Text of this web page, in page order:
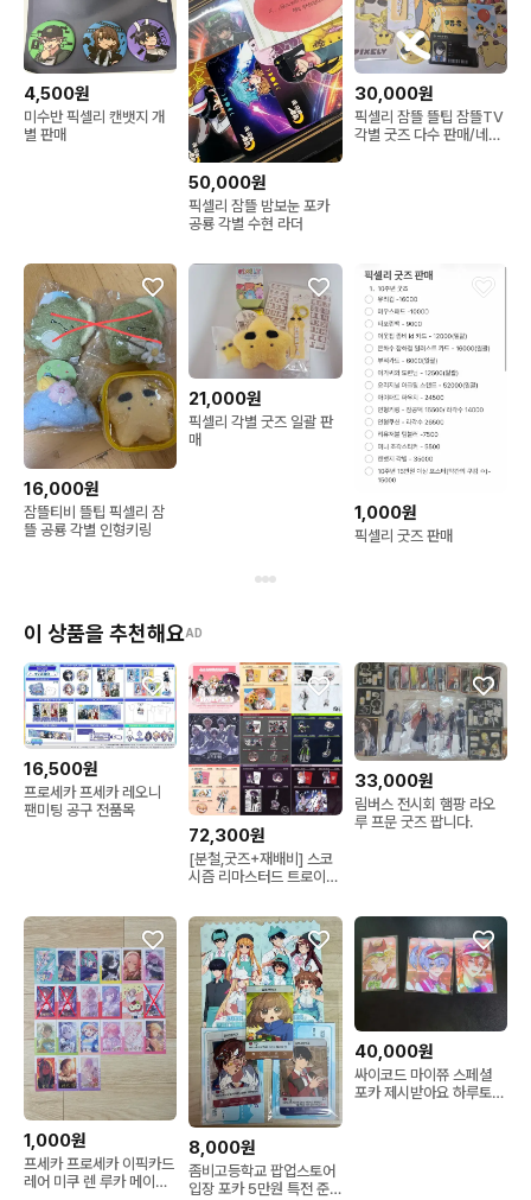
4,500원
미수반 픽셀리 캔뱃지 개
별 판매
50,000원
픽셀리 잠뜰 밤보눈 포카
공룡 각별 수현 라더
30,000원
픽셀리 잠뜰 뜰팁 잠뜰TV
각별 굿즈 다수 판매/네고,
16,000원
잠뜰티비 뜰팁 픽셀리 잠
뜰 공룡 각별 인형키링
21,000원
픽셀리 각별 굿즈 일괄 판
매
1,000원
픽셀리 굿즈 판매
이 상품을 추천해요AD
16,500원
프로세카 프세카 레오니
팬미팅 공구 전품목
72,300원
[분철,굿즈+재배비] 스코
시즘 리마스터드 트로이메
33,000원
림버스 전시회 햄팡 라오
루 프문 굿즈 팝니다.
1,000원
프세카 프로세카 이픽카드
레어 미쿠 렌 루카 메이코
8,000원
좀비고등학교 팝업스토어
입장 포카 5만원 특전 준
40,000원
싸이코드 마이쮸 스페셜
포카 제시받아요 하루토